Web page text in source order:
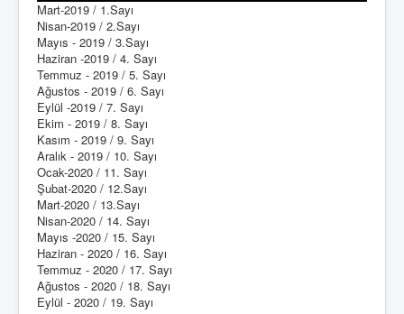
Mart-2019 / 1.Sayı
Nisan-2019 / 2.Sayı
Mayıs - 2019 / 3.Sayı
Haziran -2019 / 4. Sayı
Temmuz - 2019 / 5. Sayı
Ağustos - 2019 / 6. Sayı
Eylül -2019 / 7. Sayı
Ekim - 2019 / 8. Sayı
Kasım - 2019 / 9. Sayı
Aralık - 2019 / 10. Sayı
Ocak-2020 / 11. Sayı
Şubat-2020 / 12.Sayı
Mart-2020 / 13.Sayı
Nisan-2020 / 14. Sayı
Mayıs -2020 / 15. Sayı
Haziran - 2020 / 16. Sayı
Temmuz - 2020 / 17. Sayı
Ağustos - 2020 / 18. Sayı
Eylül - 2020 / 19. Sayı